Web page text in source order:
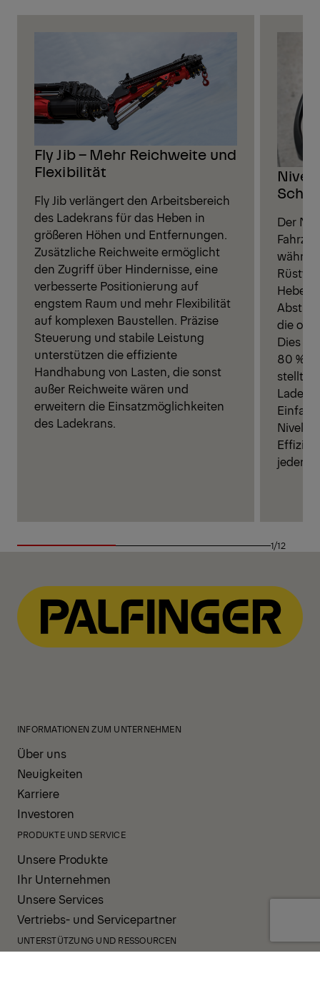
Fly Jib – Mehr Reichweite und
Flexibilität
Fly Jib verlängert den Arbeitsbereich
des Ladekrans für das Heben in
größeren Höhen und Entfernungen.
Zusätzliche Reichweite ermöglicht
den Zugriff über Hindernisse, eine
verbesserte Positionierung auf
engstem Raum und mehr Flexibilität
auf komplexen Baustellen. Präzise
Steuerung und stabile Leistung
unterstützen die effiziente
Handhabung von Lasten, die sonst
außer Reichweite wären und
erweitern die Einsatzmöglichkeiten
des Ladekrans.
Der
die
Dies
80 %,
stellt
jeder
1/12
INFORMATIONEN ZUM UNTERNEHMEN
Über uns
Neuigkeiten
Karriere
Investoren
PRODUKTE UND SERVICE
Unsere Produkte
Ihr Unternehmen
Unsere Services
Vertriebs- und Servicepartner
UNTERSTÜTZUNG UND RESSOURCEN